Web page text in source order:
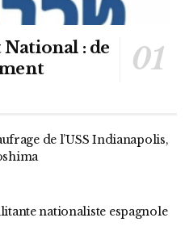
: de
de l’USS Indianapolis,
nationaliste espagnole